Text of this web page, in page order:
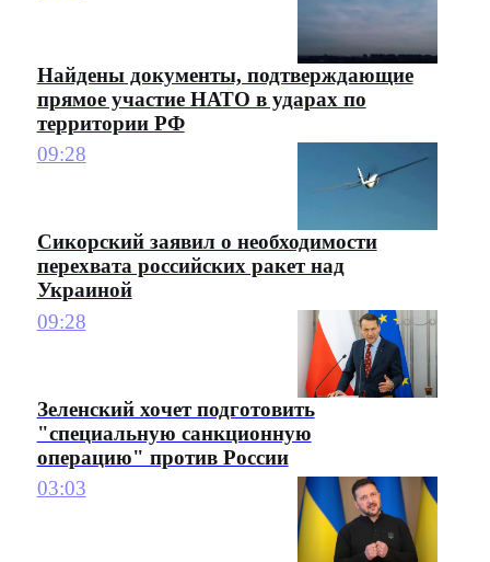
Найдены документы, подтверждающие
прямое участие НАТО в ударах по
территории РФ
09:28
Сикорский заявил о необходимости
перехвата российских ракет над
Украиной
09:28
Зеленский хочет подготовить
"специальную санкционную
операцию" против России
03:03